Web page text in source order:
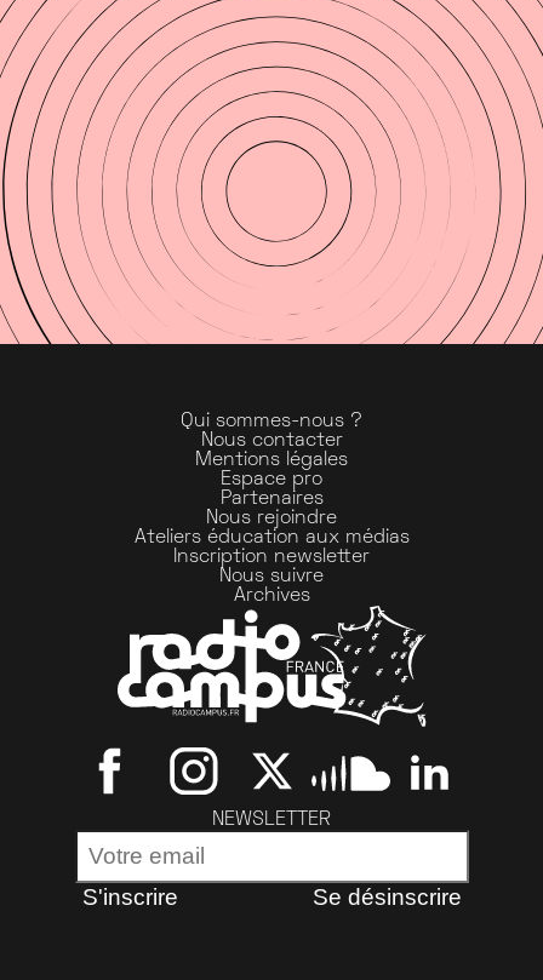
Qui sommes-nous ?
Nous contacter
Mentions légales
Espace pro
Partenaires
Nous rejoindre
Ateliers éducation aux médias
Inscription newsletter
Nous suivre
Archives
NEWSLETTER
S'inscrire Se désinscrire